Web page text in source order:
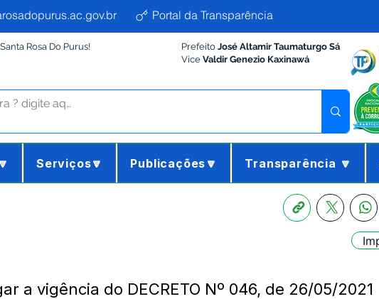
Portal da Transparência
Rosa Do Purus! Prefeito José Altamir Taumaturgo Sá
Vice Valdir Genezio Kaxinawá
Serviços🔽 Publicações🔽 Transparência 🔽
a vigência do DECRETO Nº 046, de 26/05/2021